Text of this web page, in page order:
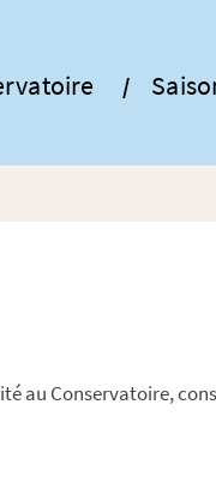
au Conservatoire,